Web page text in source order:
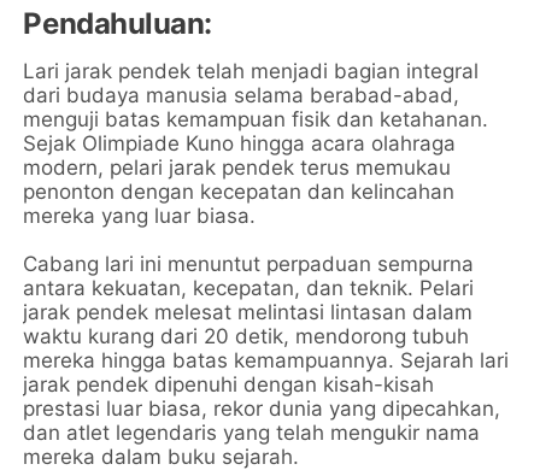
Pendahuluan:
Lari jarak pendek telah menjadi bagian integral
dari budaya manusia selama berabad-abad,
menguji batas kemampuan fisik dan ketahanan.
Sejak Olimpiade Kuno hingga acara olahraga
modern, pelari jarak pendek terus memukau
penonton dengan kecepatan dan kelincahan
mereka yang luar biasa.
Cabang lari ini menuntut perpaduan sempurna
antara kekuatan, kecepatan, dan teknik. Pelari
jarak pendek melesat melintasi lintasan dalam
waktu kurang dari 20 detik, mendorong tubuh
mereka hingga batas kemampuannya. Sejarah lari
jarak pendek dipenuhi dengan kisah-kisah
prestasi luar biasa, rekor dunia yang dipecahkan,
dan atlet legendaris yang telah mengukir nama
mereka dalam buku sejarah.